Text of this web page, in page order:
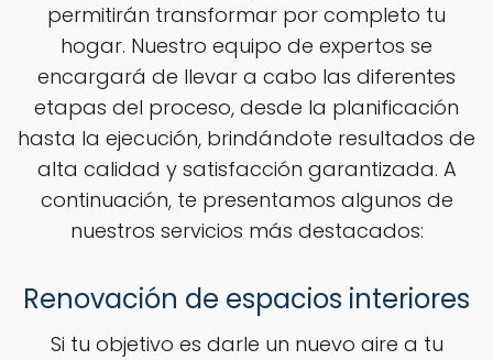
permitirán transformar por completo tu
hogar. Nuestro equipo de expertos se
encargará de llevar a cabo las diferentes
etapas del proceso, desde la planificación
hasta la ejecución, brindándote resultados de
alta calidad y satisfacción garantizada. A
continuación, te presentamos algunos de
nuestros servicios más destacados:
Renovación de espacios interiores
Si tu objetivo es darle un nuevo aire a tu